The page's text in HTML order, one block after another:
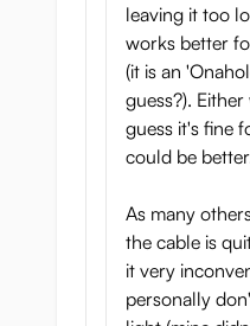
leaving it too
works better
(it is an
guess?).
guess it's fine
could be
As many
the cable is
it very
personally